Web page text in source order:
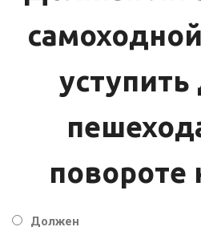
уступить
повороте
Должен